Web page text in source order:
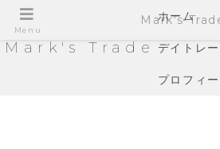
Mark's Trade
ホーム
デイトレ
プロフィ
Menu
Mark's